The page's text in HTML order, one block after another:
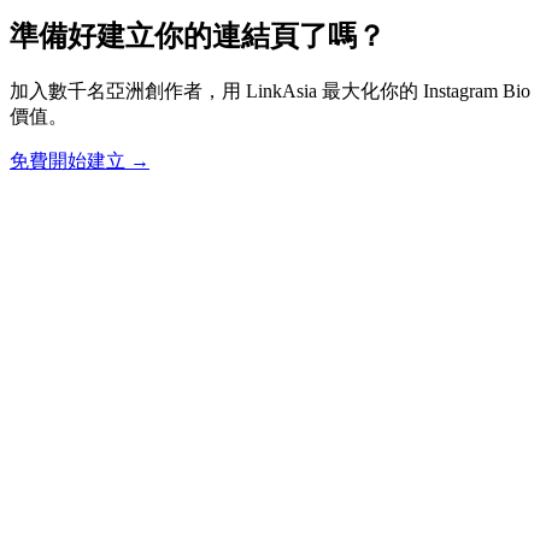
準備好建立你的連結頁了嗎？
加入數千名亞洲創作者，用 LinkAsia 最大化你的 Instagram Bio
價值。
免費開始建立 →